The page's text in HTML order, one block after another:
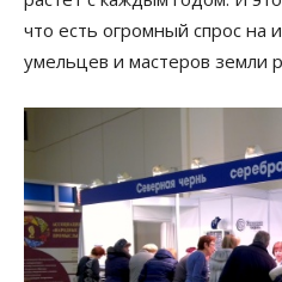
что есть огромный спрос на
умельцев и мастеров земли